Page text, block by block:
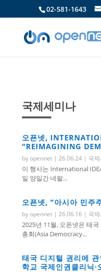
02-581-1643
국제세미나
오픈넷,
“REIMAGINING
byopennet| 26.06.24| 국
이 행사는 International
일 양일간 네팔...
오픈넷, “아시아 민주
byopennet| 26.06.16| 국
2025년 11월, 오픈넷은 태
총회(Asia Democracy...
태국 디지털 권리에
학교 국제인권클리닉